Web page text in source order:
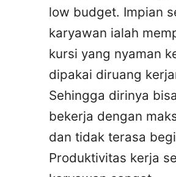
low budget. Impian
karyawan ialah
kursi yang nyaman
dipakai diruang
Sehingga dirinya bisa
bekerja dengan
dan tidak terasa
Produktivitas kerja